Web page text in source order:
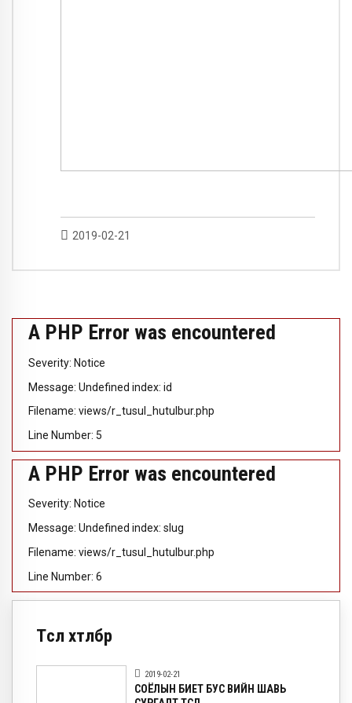
2019-02-21
A PHP Error was encountered
Severity: Notice
Message: Undefined index: id
Filename: views/r_tusul_hutulbur.php
Line Number: 5
A PHP Error was encountered
Severity: Notice
Message: Undefined index: slug
Filename: views/r_tusul_hutulbur.php
Line Number: 6
Төсөл хөтөлбөр
2019-02-21
СОЁЛЫН БИЕТ БУС ӨВИЙН ШАВЬ